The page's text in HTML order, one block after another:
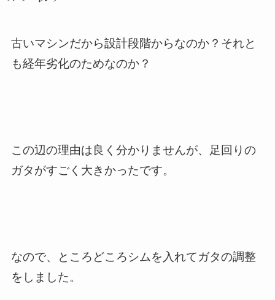
古いマシンだから設計段階からなのか？それと
も経年劣化のためなのか？
この辺の理由は良く分かりませんが、足回りの
ガタがすごく大きかったです。
なので、ところどころシムを入れてガタの調整
をしました。